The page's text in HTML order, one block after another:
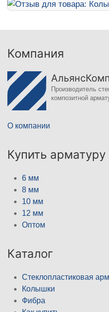
Компания
Производитель
композитной
О компании
Купить арматуру
6 мм
8 мм
10 мм
12 мм
Оптом
Каталог
Стеклопластиковая
Колышки
Фибра